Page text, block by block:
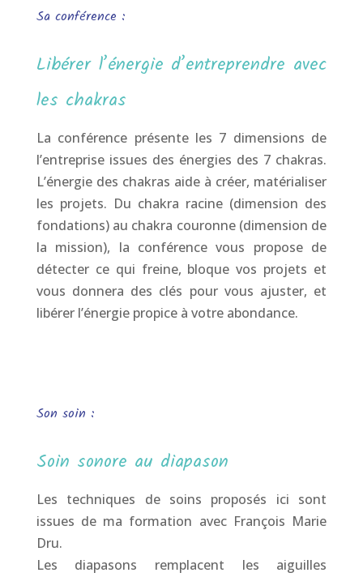
Sa conférence :
Libérer l’énergie d’entreprendre avec
les chakras
La conférence présente les 7 dimensions de
l’entreprise issues des énergies des 7 chakras.
L’énergie des chakras aide à créer, matérialiser
les projets. Du chakra racine (dimension des
fondations) au chakra couronne (dimension de
la mission), la conférence vous propose de
détecter ce qui freine, bloque vos projets et
vous donnera des clés pour vous ajuster, et
libérer l’énergie propice à votre abondance.
Son soin :
Soin sonore au diapason
Les techniques de soins proposés ici sont
issues de ma formation avec François Marie
Dru.
Les diapasons remplacent les aiguilles